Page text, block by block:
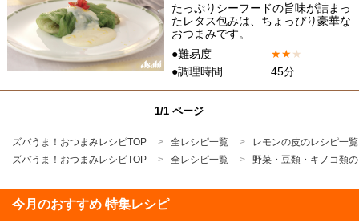
たっぷりシーフードの旨味が詰まっ
たレタス包みは、ちょっぴり豪華な
おつまみです。
●難易度
★★★
●調理時間
45分
1/1 ページ
ズバうま！おつまみレシピTOP 全レシピ一覧
レモンの皮のレシピ一覧
ズバうま！おつまみレシピTOP
全レシピ一覧 野菜・豆類・キノコ類
今月のおすすめ 特集レシピ